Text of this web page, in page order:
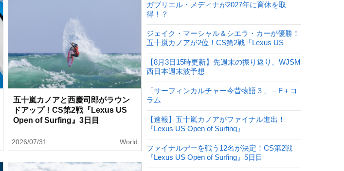
五十嵐カノアと西慶司郎がラウン
ドアップ！CS第2戦『Lexus US
Open of Surfing』3日目
2026/07/31 World
ガブリエル・メディナが2027年に育休を取
得！？
ジェイク・マーシャル＆シエラ・カーが優勝！
五十嵐カノアが2位！CS第2戦『Lexus US
【8月3日15時更新】先週末の振り返り、WJSM
西日本週末波予想
「サーフィンカルチャー今昔物語３」 – F＋コ
ラム
【速報】五十嵐カノアがファイナル進出！
『Lexus US Open of Surfing』
ファイナルデーを戦う12名が決定！CS第2戦
『Lexus US Open of Surfing』5日目